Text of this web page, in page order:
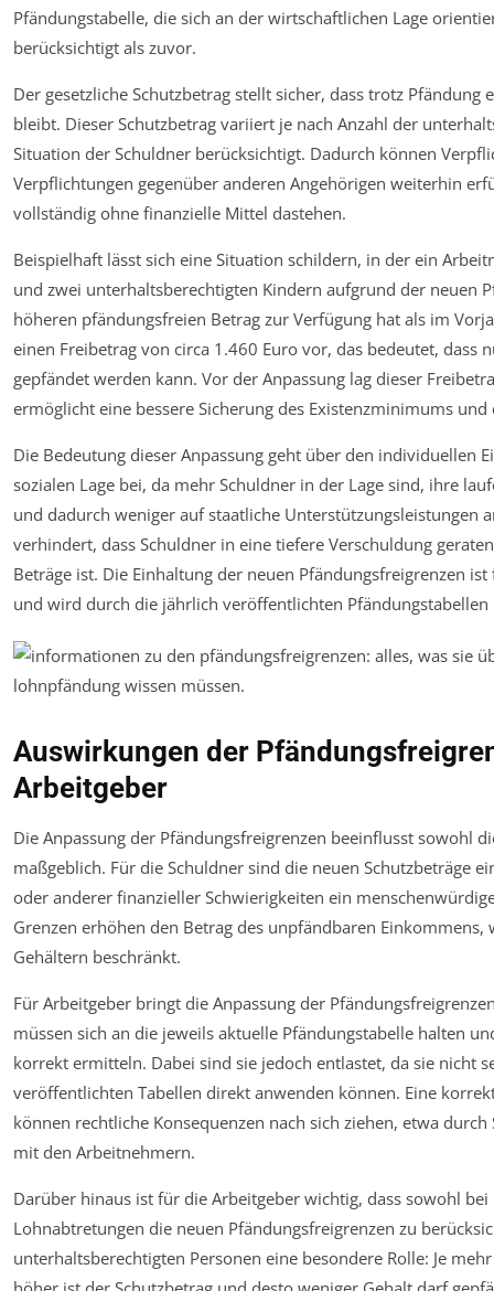
Pfändungstabelle, die sich an der wirtschaftlichen Lage
berücksichtigt als zuvor.
Der gesetzliche Schutzbetrag stellt sicher, dass trotz
bleibt. Dieser Schutzbetrag variiert je nach Anzahl der
Situation der Schuldner berücksichtigt. Dadurch können
Verpflichtungen gegenüber anderen Angehörigen weiterhin
vollständig ohne finanzielle Mittel dastehen.
Beispielhaft lässt sich eine Situation schildern, in der ein
und zwei unterhaltsberechtigten Kindern aufgrund der neuen
höheren pfändungsfreien Betrag zur Verfügung hat als im
einen Freibetrag von circa 1.460 Euro vor, das bedeutet, dass
gepfändet werden kann. Vor der Anpassung lag dieser
ermöglicht eine bessere Sicherung des Existenzminimums
Die Bedeutung dieser Anpassung geht über den individuellen
sozialen Lage bei, da mehr Schuldner in der Lage sind, ihre
und dadurch weniger auf staatliche Unterstützungsleistungen
verhindert, dass Schuldner in eine tiefere Verschuldung
Beträge ist. Die Einhaltung der neuen Pfändungsfreigrenzen
und wird durch die jährlich veröffentlichten
Auswirkungen der
Arbeitgeber
Die Anpassung der Pfändungsfreigrenzen beeinflusst sowohl
maßgeblich. Für die Schuldner sind die neuen Schutzbeträge
oder anderer finanzieller Schwierigkeiten ein
Grenzen erhöhen den Betrag des unpfändbaren
Gehältern beschränkt.
Für Arbeitgeber bringt die Anpassung der
müssen sich an die jeweils aktuelle Pfändungstabelle halten
korrekt ermitteln. Dabei sind sie jedoch entlastet, da sie nicht
veröffentlichten Tabellen direkt anwenden können. Eine
können rechtliche Konsequenzen nach sich ziehen, etwa
mit den Arbeitnehmern.
Darüber hinaus ist für die Arbeitgeber wichtig, dass sowohl
Lohnabtretungen die neuen Pfändungsfrei­grenzen zu
unterhaltsberechtigten Personen eine besondere Rolle: Je